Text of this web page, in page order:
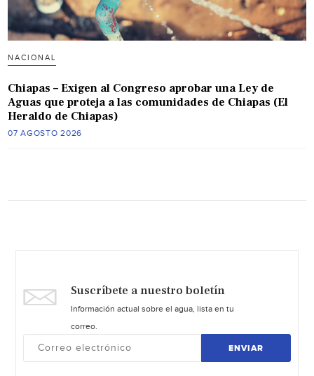
NACIONAL
Chiapas – Exigen al Congreso aprobar una Ley de
Aguas que proteja a las comunidades de Chiapas (El
Heraldo de Chiapas)
07 AGOSTO 2026
Suscríbete a nuestro boletín
Información actual sobre el agua, lista en tu
correo.
ENVIAR